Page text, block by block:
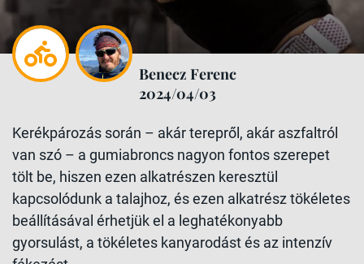
Benecz Ferenc
2024/04/03
Kerékpározás során – akár terepről, akár aszfaltról
van szó – a gumiabroncs nagyon fontos szerepet
tölt be, hiszen ezen alkatrészen keresztül
kapcsolódunk a talajhoz, és ezen alkatrész tökéletes
beállításával érhetjük el a leghatékonyabb
gyorsulást, a tökéletes kanyarodást és az intenzív